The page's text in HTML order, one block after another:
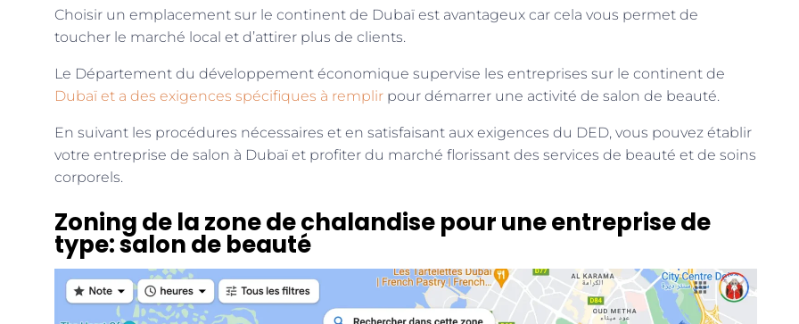
Choisir un emplacement sur le continent de Dubaï est avantageux car cela vous permet de
toucher le marché local et d’attirer plus de clients.
Le Département du développement économique supervise les entreprises sur le continent de
Dubaï et a des exigences spécifiques à remplir pour démarrer une activité de salon de beauté.
En suivant les procédures nécessaires et en satisfaisant aux exigences du DED, vous pouvez établir
votre entreprise de salon à Dubaï et profiter du marché florissant des services de beauté et de soins
corporels.
Zoning de la zone de chalandise pour une entreprise de
type: salon de beauté